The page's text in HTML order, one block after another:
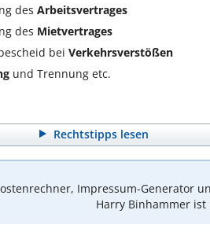
des Arbeitsvertrages
des Mietvertrages
bei Verkehrsverstößen
und Trennung etc.
Rechtstipps lesen
Impressum-Generator
Harry Binhammer